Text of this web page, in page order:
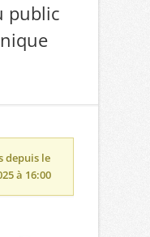
public
depuis le
à 16:00